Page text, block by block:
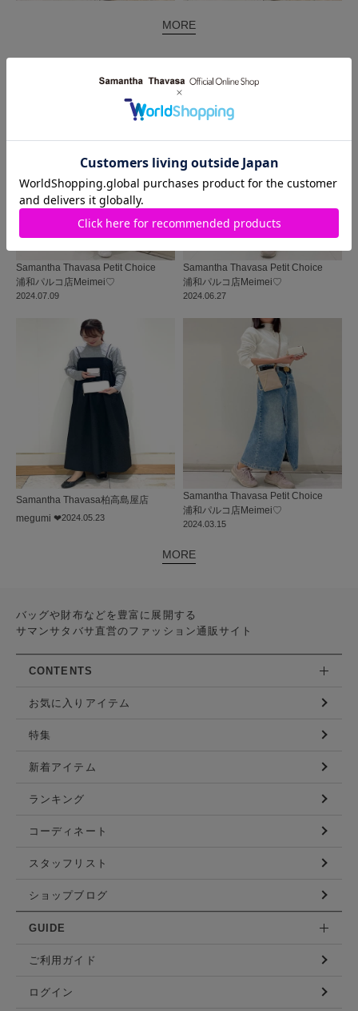
MORE
2024.07.09
Samantha Thavasa Petit Choice
浦和パルコ店Meimei♡
2024.06.27
Samantha Thavasa Petit Choice
浦和パルコ店Meimei♡
2024.05.23
Samantha Thavasa柏高島屋店
megumi ❤︎
2024.03.15
Samantha Thavasa Petit Choice
浦和パルコ店Meimei♡
MORE
バッグや財布などを豊富に展開する
サマンサタバサ直営のファッション通販サイト
CONTENTS
お気に入りアイテム
特集
新着アイテム
ランキング
コーディネート
スタッフリスト
ショップブログ
GUIDE
ご利用ガイド
ログイン